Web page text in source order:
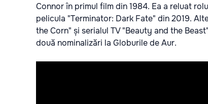
Connor în primul film din 1984. Ea a reluat
pelicula "Terminator: Dark Fate" din 2019.
the Corn" și serialul TV "Beauty and the
două nominalizări la Globurile de Aur.